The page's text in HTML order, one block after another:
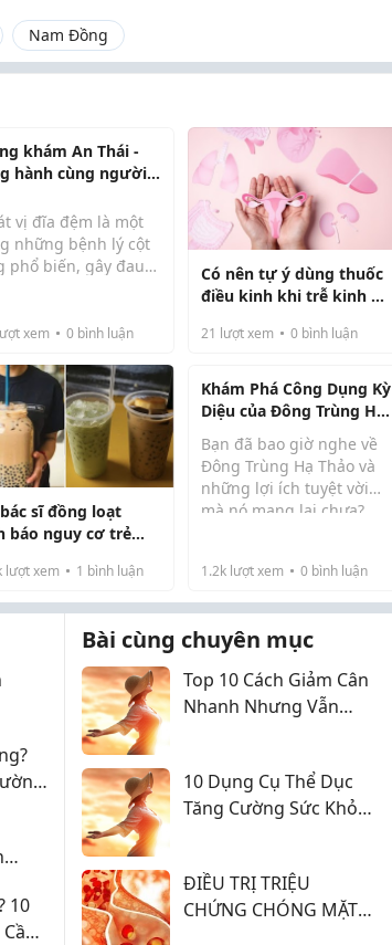
Nam Đồng
khám An Thái -
hành cùng người
vị đĩa đệm là một
những bệnh lý cột
phổ biến, gây đau
nhỏ đến chất
phương pháp,
có...
xem 0 bình luận
Có nên tự ý dùng thuốc
điều kinh khi trễ kinh ở
21 lượt xem 0bình luận
sĩ đồng loạt
báo nguy cơ trẻ
trà sữa
lượt xem 1 bình luận
Khám Phá Công Dụng Kỳ
Diệu của Đông Trùng Hạ
Bạn đã bao giờ nghe về
Đông Trùng Hạ Thảo và
những lợi ích tuyệt vời
mà nó mang lại chưa?
nhiên", Đông Trùng Hạ
Thảo không chỉ là một
loại thảo dược mà còn l...
1.2klượt xem 0bình luận
10
Bài cùng chuyên mục
Top 10 Cách Giảm Cân
Nhanh Nhưng Vẫn
10 Dụng Cụ Thể Dục
Tăng Cường Sức Khỏe
ĐIỀU TRỊ TRIỆU
CHỨNG CHÓNG MẶT